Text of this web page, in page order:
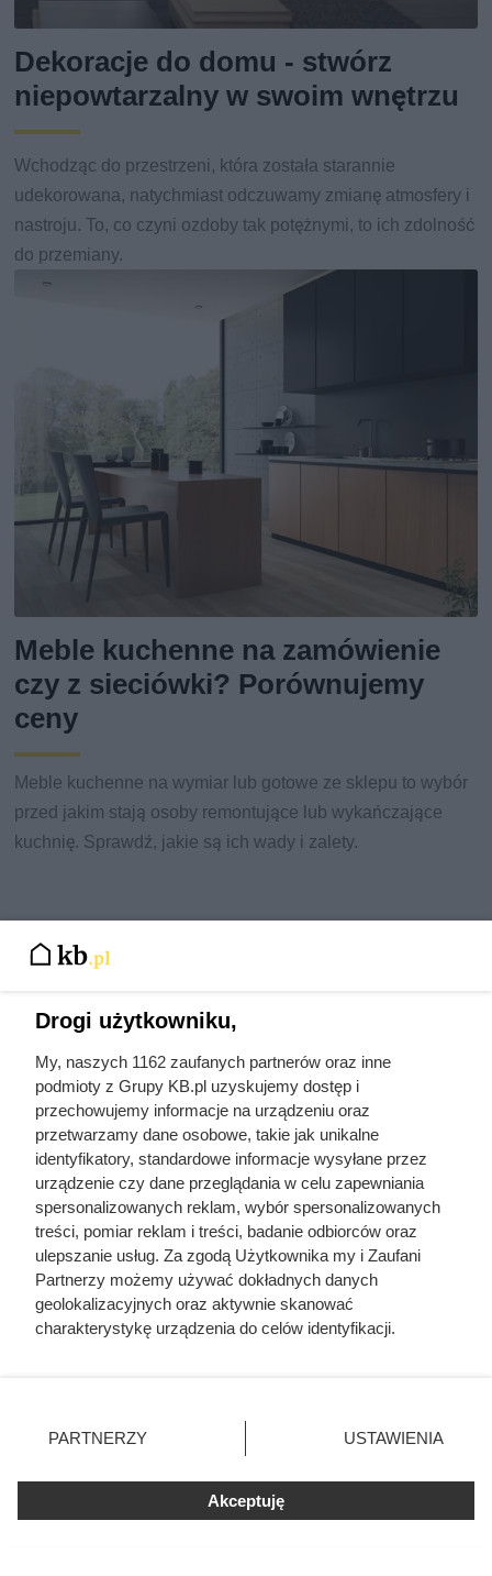
Dekoracje do domu - stwórz
niepowtarzalny w swoim wnętrzu
Wchodząc do przestrzeni, która została starannie
udekorowana, natychmiast odczuwamy zmianę atmosfery i
nastroju. To, co czyni ozdoby tak potężnymi, to ich zdolność
do przemiany.
Meble kuchenne na zamówienie
czy z sieciówki? Porównujemy
ceny
Meble kuchenne na wymiar lub gotowe ze sklepu to wybór
przed jakim stają osoby remontujące lub wykańczające
kuchnię. Sprawdź, jakie są ich wady i zalety.
Drogi użytkowniku,
My, naszych 1162 zaufanych partnerów oraz inne
podmioty z Grupy KB.pl uzyskujemy dostęp i
przechowujemy informacje na urządzeniu oraz
przetwarzamy dane osobowe, takie jak unikalne
identyfikatory, standardowe informacje wysyłane przez
urządzenie czy dane przeglądania w celu zapewniania
spersonalizowanych reklam, wybór spersonalizowanych
treści, pomiar reklam i treści, badanie odbiorców oraz
ulepszanie usług. Za zgodą Użytkownika my i Zaufani
Partnerzy możemy używać dokładnych danych
geolokalizacyjnych oraz aktywnie skanować
charakterystykę urządzenia do celów identyfikacji.
zmienić/wycofać klikając przycisk ustawień prywatności
znajdujący się w lewym dolnym rogu strony. Niektóre
użytkownika, ale masz prawo sprzeciwić się takiemu
przetwarzaniu. Preferencje będą miały zastosowania tylko
PARTNERZY USTAWIENIA
Akceptuję